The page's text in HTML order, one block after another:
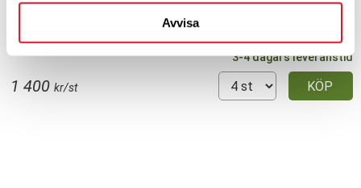
Avvisa
3-4 dagars leveranstid
KÖP
1 400 kr/st